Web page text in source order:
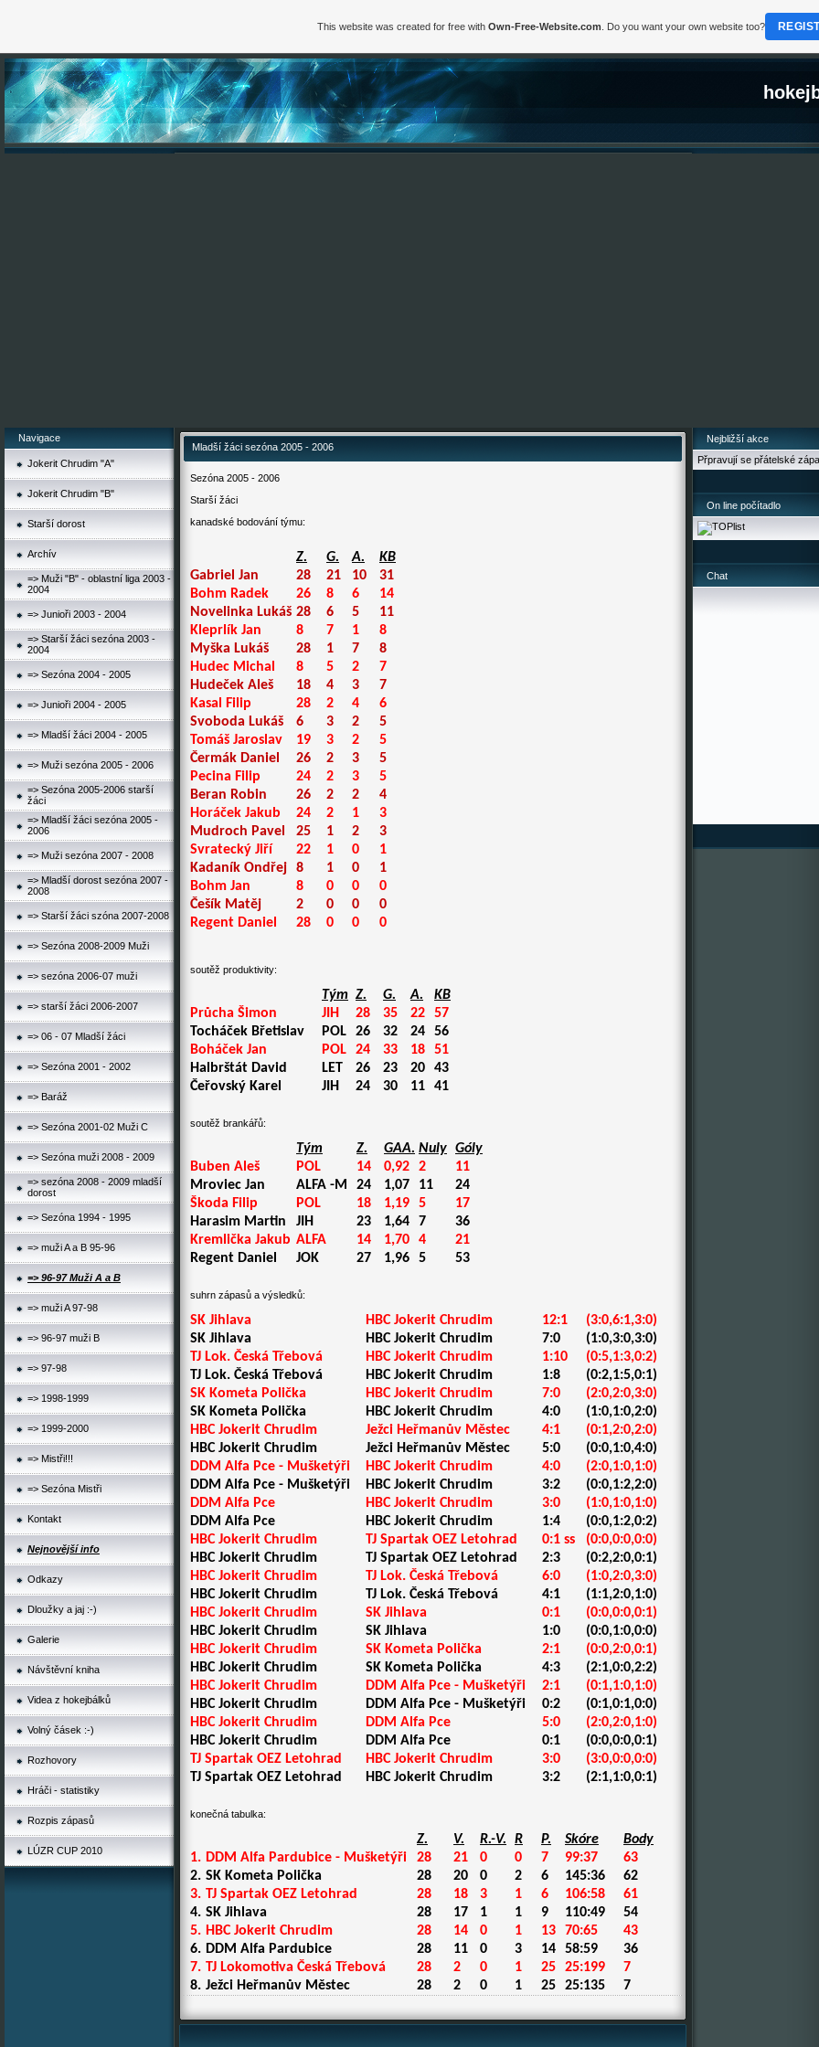
Navigace
Jokerit Chrudim "A"
Jokerit Chrudim "B"
Starší dorost
Archív
=> Muži "B" - oblastní liga 2003 -
2004
=> Junioři 2003 - 2004
=> Starší žáci sezóna 2003 -
2004
=> Sezóna 2004 - 2005
=> Junioři 2004 - 2005
=> Mladší žáci 2004 - 2005
=> Muži sezóna 2005 - 2006
=> Sezóna 2005-2006 starší
žáci
=> Mladší žáci sezóna 2005 -
2006
=> Muži sezóna 2007 - 2008
=> Mladší dorost sezóna 2007 -
2008
=> Starší žáci szóna 2007-2008
=> Sezóna 2008-2009 Muži
=> sezóna 2006-07 muži
=> starší žáci 2006-2007
=> 06 - 07 Mladší žáci
=> Sezóna 2001 - 2002
=> Baráž
=> Sezóna 2001-02 Muži C
=> Sezóna muži 2008 - 2009
=> sezóna 2008 - 2009 mladší
dorost
=> Sezóna 1994 - 1995
=> muži A a B 95-96
=> 96-97 Muži A a B
=> muži A 97-98
=> 96-97 muži B
=> 97-98
=> 1998-1999
=> 1999-2000
=> Mistři!!!
=> Sezóna Mistři
Kontakt
Nejnovější info
Odkazy
Dloužky a jaj :-)
Galerie
Návštěvní kniha
Videa z hokejbálků
Volný čásek :-)
Rozhovory
Hráči - statistiky
Rozpis zápasů
LÚZR CUP 2010
Mladší žáci sezóna 2005 - 2006
Sezóna 2005 - 2006
Starší žáci
kanadské bodování týmu:
Z. G. A.
KB
Gabriel Jan
28 21 10
31
Bohm Radek
26 8 6
14
Novelinka Lukáš 28 6 5
11
Kleprlík Jan
8 7 1
8
Myška Lukáš
28 1 7
8
Hudec Michal
8 5 2
7
Hudeček Aleš
18 4 3
7
Kasal Filip
28 2 4
6
Svoboda Lukáš
6 3 2
5
Tomáš Jaroslav
19 3 2
5
Čermák Daniel
26 2 3
5
Pecina Filip
24 2 3
5
Beran Robin
26 2 2
4
Horáček Jakub
24 2 1
3
Mudroch Pavel
25 1 2
3
Svratecký Jiří
22 1 0
1
Kadaník Ondřej
8 1 0
1
Bohm Jan
8 0 0
0
Češík Matěj
2 0 0
0
Regent Daniel
28 0 0 0
soutěž produktivity:
Tým Z. G. A.
KB
Průcha Šimon
JIH 28 35 22
57
Tocháček Břetislav
POL 26 32 24
56
Boháček Jan
POL 24 33 18
51
Halbrštát David
LET 26 23 20
43
Čeřovský Karel
JIH 24 30 11 41
soutěž brankářů:
Tým Z. GAA. Nuly Góly
Buben Aleš
POL 14 0,92 2
11
Mroviec Jan
ALFA -M 24 1,07 11
24
Škoda Filip
POL 18 1,19 5
17
Harasim Martin
JIH 23 1,64 7
36
Kremlička Jakub ALFA 14 1,70 4
21
Regent Daniel
JOK 27 1,96 5 53
suhrn zápasů a výsledků:
SK Jihlava HBC Jokerit Chrudim 12:1
(3:0,6:1,3:0)
SK Jihlava
HBC Jokerit Chrudim 7:0
(1:0,3:0,3:0)
TJ Lok. Česká Třebová
HBC Jokerit Chrudim 1:10
(0:5,1:3,0:2)
TJ Lok. Česká Třebová
HBC Jokerit Chrudim 1:8
(0:2,1:5,0:1)
SK Kometa Polička
HBC Jokerit Chrudim 7:0
(2:0,2:0,3:0)
SK Kometa Polička
HBC Jokerit Chrudim 4:0
(1:0,1:0,2:0)
HBC Jokerit Chrudim
Ježci Heřmanův Městec 4:1
(0:1,2:0,2:0)
HBC Jokerit Chrudim
Ježci Heřmanův Městec 5:0
(0:0,1:0,4:0)
DDM Alfa Pce - Mušketýři
HBC Jokerit Chrudim 4:0
(2:0,1:0,1:0)
DDM Alfa Pce - Mušketýři
HBC Jokerit Chrudim 3:2
(0:0,1:2,2:0)
DDM Alfa Pce
HBC Jokerit Chrudim 3:0
(1:0,1:0,1:0)
DDM Alfa Pce
HBC Jokerit Chrudim 1:4
(0:0,1:2,0:2)
HBC Jokerit Chrudim
TJ Spartak OEZ Letohrad 0:1 ss
(0:0,0:0,0:0)
HBC Jokerit Chrudim
TJ Spartak OEZ Letohrad 2:3
(0:2,2:0,0:1)
HBC Jokerit Chrudim
TJ Lok. Česká Třebová 6:0
(1:0,2:0,3:0)
HBC Jokerit Chrudim
TJ Lok. Česká Třebová 4:1
(1:1,2:0,1:0)
HBC Jokerit Chrudim
SK Jihlava 0:1
(0:0,0:0,0:1)
HBC Jokerit Chrudim
SK Jihlava 1:0
(0:0,1:0,0:0)
HBC Jokerit Chrudim
SK Kometa Polička 2:1
(0:0,2:0,0:1)
HBC Jokerit Chrudim
SK Kometa Polička 4:3
(2:1,0:0,2:2)
HBC Jokerit Chrudim
DDM Alfa Pce - Mušketýři 2:1
(0:1,1:0,1:0)
HBC Jokerit Chrudim
DDM Alfa Pce - Mušketýři 0:2
(0:1,0:1,0:0)
HBC Jokerit Chrudim
DDM Alfa Pce 5:0
(2:0,2:0,1:0)
HBC Jokerit Chrudim
DDM Alfa Pce 0:1
(0:0,0:0,0:1)
TJ Spartak OEZ Letohrad
HBC Jokerit Chrudim 3:0
(3:0,0:0,0:0)
TJ Spartak OEZ Letohrad
HBC Jokerit Chrudim 3:2 (2:1,1:0,0:1)
konečná tabulka:
Z. V. R.-V. R P. Skóre
Body
1. DDM Alfa Pardubice - Mušketýři 28 21 0 0 7 99:37
63
2. SK Kometa Polička 28 20 0 2 6 145:36
62
3. TJ Spartak OEZ Letohrad 28 18 3 1 6 106:58
61
4. SK Jihlava 28 17 1 1 9 110:49
54
5. HBC Jokerit Chrudim 28 14 0 1 13 70:65
43
6. DDM Alfa Pardubice 28 11 0 3 14 58:59
36
7. TJ Lokomotiva Česká Třebová 28 2 0 1 25 25:199
7
8. Ježci Heřmanův Městec 28 2 0 1 25 25:135 7
Nejbližší akce
Přpravují se přátelské
On line počítadlo
Chat
This website was created for free with Own-Free-Website.com . Do you want your own website too?